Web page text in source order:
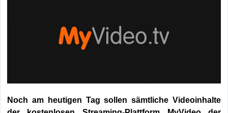
Noch am heutigen Tag sollen sämtliche Videoinhalte